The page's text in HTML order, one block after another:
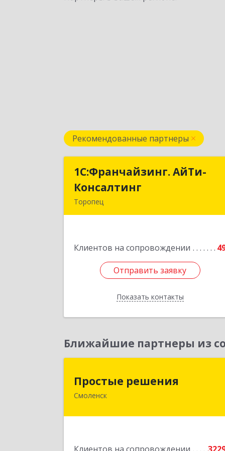
Рекомендованные партнеры
1С:Франчайзинг. АйТи-
Консалтинг
Торопец
Клиентов на сопровождении
Отправить заявку
Показать контакты
1С:Франчайзинг. АйТи-
Отправить заявку
Назад
Ближайшие партнеры из
Простые решения
Смоленск
214015, Смоленская обл, Смоленск г,